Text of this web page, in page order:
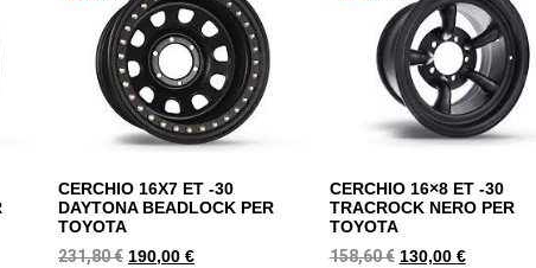
CERCHIO 16X7 ET -30
DAYTONA BEADLOCK PER
TOYOTA
231,80€ 190,00 €
CERCHIO 16×8 ET -30
TRACROCK NERO PER
TOYOTA
158,60€ 130,00 €